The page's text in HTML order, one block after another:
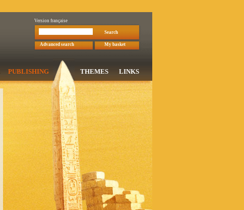
Version française
Search
Advanced search My basket
PUBLISHING THEMES LINKS